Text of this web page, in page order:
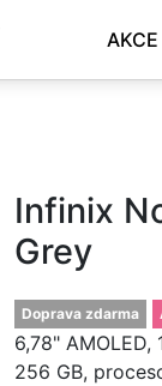
AKCE
Infinix
Grey
Doprava zdarma
6,78"
256 GB,